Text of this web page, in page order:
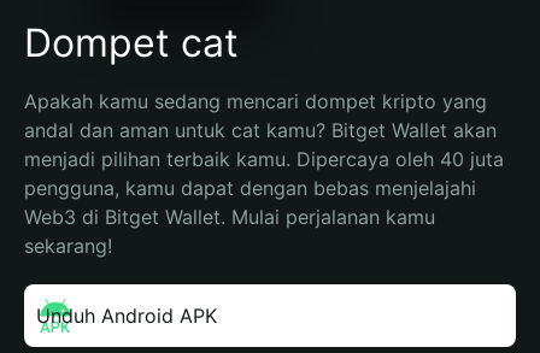
Dompet cat
Apakah kamu sedang mencari dompet kripto yang
andal dan aman untuk cat kamu? Bitget Wallet akan
menjadi pilihan terbaik kamu. Dipercaya oleh 40 juta
pengguna, kamu dapat dengan bebas menjelajahi
Web3 di Bitget Wallet. Mulai perjalanan kamu
sekarang!
Unduh Android APK